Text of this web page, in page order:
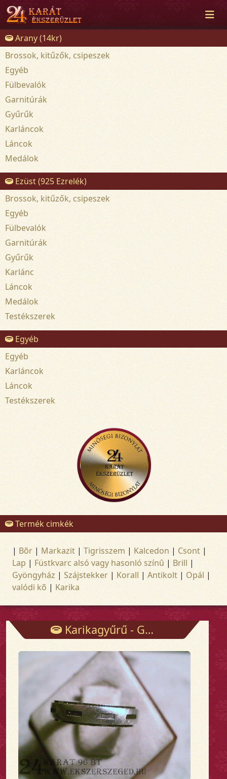
Arany (14kr)
Brossok, kitűzők, csipeszek
Egyéb
Fülbevalók
Garnitúrák
Gyűrűk
Karláncok
Láncok
Medálok
Ezüst (925 Ezrelék)
Brossok, kitűzők, csipeszek
Egyéb
Fülbevalók
Garnitúrák
Gyűrűk
Karlánc
Láncok
Medálok
Testékszerek
Egyéb
Egyéb
Karláncok
Láncok
Testékszerek
Termék cimkék
| Bõr | Markazit | Tigrisszem | Kalcedon | Csont |
Lap | Füstkvarc alsó vagy hasonló színû | Brill |
Gyöngyház | Szájstekker | Korall | Antikolt | Opál |
valódi kõ | Karika
Karikagyűrű - Gyűrűk - Arany és ezüst ékszerek